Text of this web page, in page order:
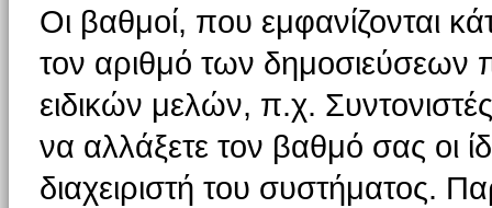
Οι βαθμοί, που εμφανίζονται
τον αριθμό των δημοσιεύσεων
ειδικών μελών, π.χ.
να αλλάξετε τον βαθμό σας οι
διαχειριστή του συστήματος.